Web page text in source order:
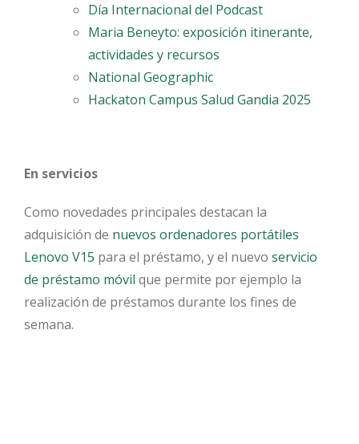
Día Internacional del Podcast
Maria Beneyto: exposición itinerante,
actividades y recursos
National Geographic
Hackaton Campus Salud Gandia 2025
En servicios
Como novedades principales destacan la
adquisición de nuevos ordenadores portátiles
Lenovo V15 para el préstamo, y el nuevo servicio
de préstamo móvil que permite por ejemplo la
realización de préstamos durante los fines de
semana.